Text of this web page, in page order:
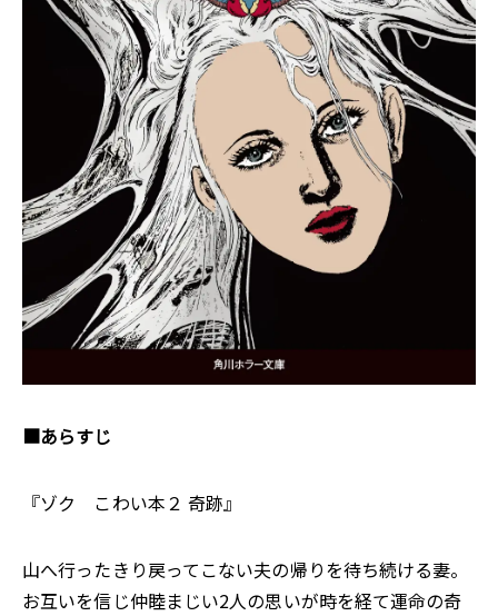
■あらすじ
『ゾク こわい本２ 奇跡』
山へ行ったきり戻ってこない夫の帰りを待ち続ける妻。
お互いを信じ仲睦まじい2人の思いが時を経て運命の奇